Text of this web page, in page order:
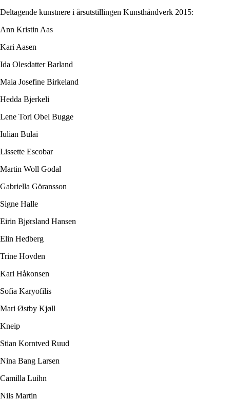
Deltagende kunstnere i årsutstillingen Kunsthåndverk 2015:
Ann Kristin Aas
Kari Aasen
Ida Olesdatter Barland
Maia Josefine Birkeland
Hedda Bjerkeli
Lene Tori Obel Bugge
Iulian Bulai
Lissette Escobar
Martin Woll Godal
Gabriella Göransson
Signe Halle
Eirin Bjørsland Hansen
Elin Hedberg
Trine Hovden
Kari Håkonsen
Sofia Karyofilis
Mari Østby Kjøll
Kneip
Stian Korntved Ruud
Nina Bang Larsen
Camilla Luihn
Nils Martin